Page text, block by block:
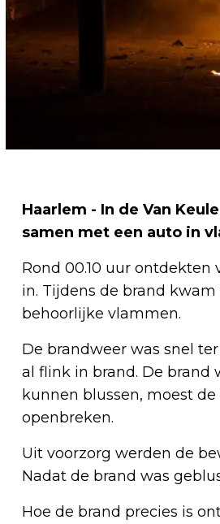
Haarlem - In de Van
samen met een auto in
Rond 00.10 uur
in. Tijdens de brand
behoorlijke vlammen.
De brandweer was snel
al flink in brand. De brand
kunnen blussen, moest
openbreken.
Uit voorzorg werden de
Nadat de brand was
Hoe de brand precies is